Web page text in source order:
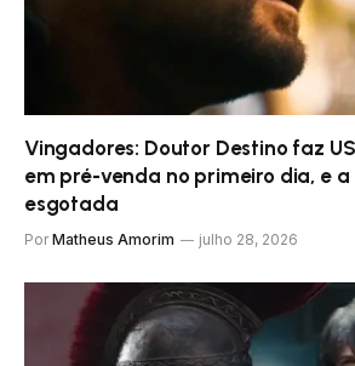
Vingadores: Doutor Destino faz
em pré-venda no primeiro dia, e
esgotada
Por Matheus Amorim julho 28, 2026